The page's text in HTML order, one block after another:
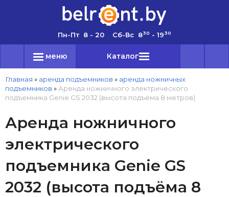
Пн-Пт 8 - 20 Сб-Вс 830 - 1930
меню Каталог
Главная » аренда подъемников » аренда ножничных
подъемников » Аренда ножничного электрического
подъемника Genie GS 2032 (высота подъёма 8 метров)
Аренда ножничного
электрического
подъемника Genie GS
2032 (высота подъёма 8